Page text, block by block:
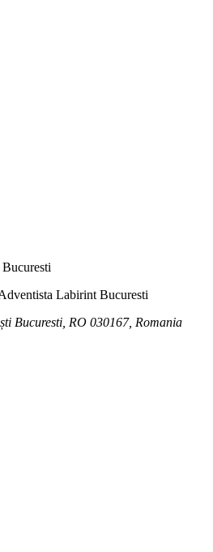
Labirint Bucuresti
Bucuresti, RO 030167, Romania